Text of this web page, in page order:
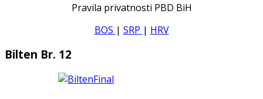
Pravila privatnosti PBD BiH
BOS | SRP | HRV
Bilten Br. 12